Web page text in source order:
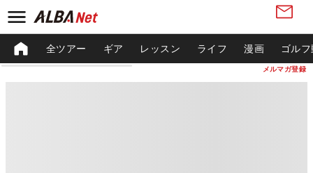
メルマガ登録
全ツアー ギア レッスン ライフ 漫画 ゴル